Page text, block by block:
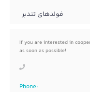
فولدهای تندبر
If you are interested in
as soon as possible!
Phone: